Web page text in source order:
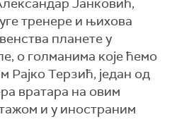
Јанковић,
тренере и њихова
планете у
о голманима које ћемо
Рајко Терзић, један од
вратара на овим
и у иностраним